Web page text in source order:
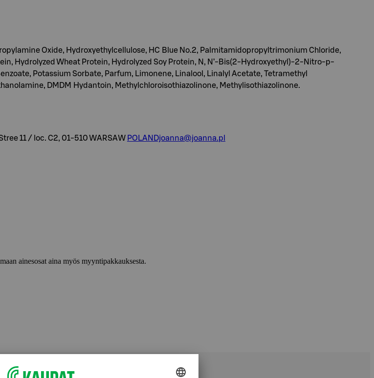
Oxide, Hydroxyethylcellulose, HC Blue No.2, Palmitamidopropyltrimonium Chloride,
Hydrolyzed Wheat Protein, Hydrolyzed Soy Protein, N, N’-Bis(2-Hydroxyethyl)-2-Nitro-p-
Potassium Sorbate, Parfum, Limonene, Linalool, Linalyl Acetate, Tetramethyl
DMDM Hydantoin, Methylchloroisothiazolinone, Methylisothiazolinone.
11 / loc. C2, 01-510 WARSAW POLANDjoanna@joanna.pl
ainesosat aina myös myyntipakkauksesta.